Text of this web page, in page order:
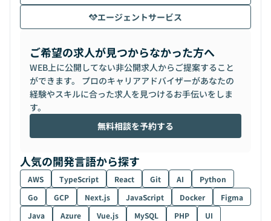
エージェントサービス
ご希望の求人が見つからなかった方へ
WEB上に公開してない非公開求人からご提案すること
ができます。 プロのキャリアアドバイザーがあなたの
経験やスキルに合った求人を見つけるお手伝いをしま
す。
無料相談を予約する
人気の開発言語から探す
AWS TypeScript React Git AI
Python
Go
GCP Next.js JavaScript Docker
Figma
Java
Azure Vue.js MySQL PHP
UI